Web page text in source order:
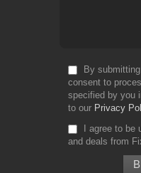
By
consent to
specified by you
to our Privacy
I agree to be
and deals from